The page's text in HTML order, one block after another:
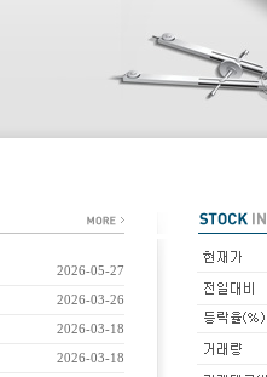
2026-05-27
2026-03-26
2026-03-18
2026-03-18